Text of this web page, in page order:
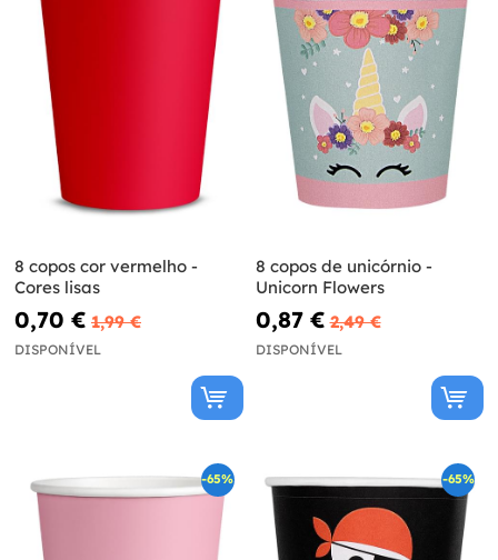
8 copos cor vermelho -
Cores lisas
0,70 € 1,99 €
DISPONÍVEL
8 copos de unicórnio -
Unicorn Flowers
0,87 € 2,49 €
DISPONÍVEL
-65% -65%